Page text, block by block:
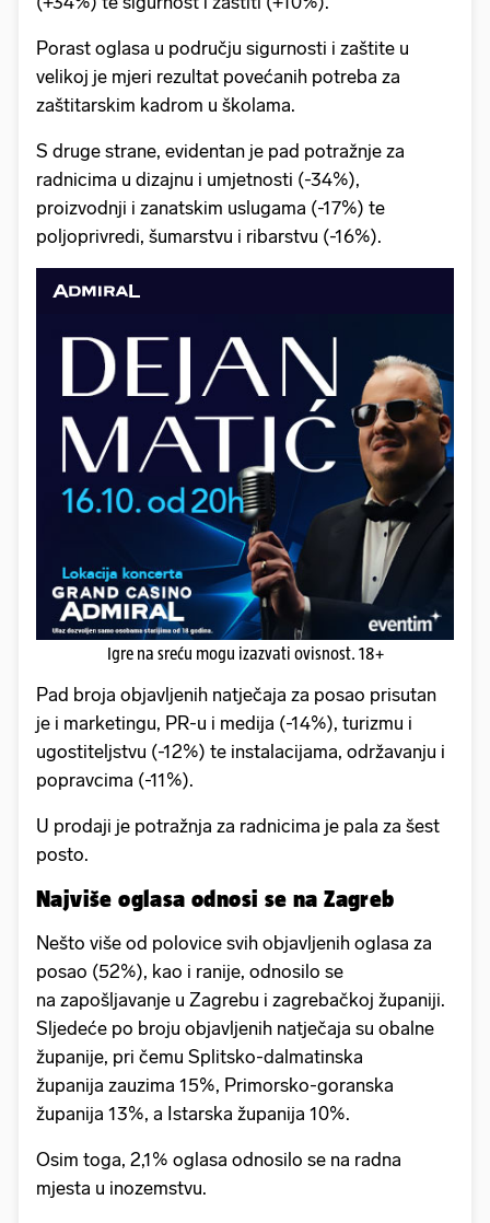
Porast oglasa u području sigurnosti i zaštite u
velikoj je mjeri rezultat povećanih potreba za
zaštitarskim kadrom u školama.
S druge strane, evidentan je pad potražnje za
radnicima u dizajnu i umjetnosti (-34%),
proizvodnji i zanatskim uslugama (-17%) te
poljoprivredi, šumarstvu i ribarstvu (-16%).
Igre na sreću mogu izazvati ovisnost. 18+
Pad broja objavljenih natječaja za posao prisutan
je i marketingu, PR-u i medija (-14%), turizmu i
ugostiteljstvu (-12%) te instalacijama, održavanju i
popravcima (-11%).
U prodaji je potražnja za radnicima je pala za šest
posto.
Najviše oglasa odnosi se na Zagreb
Nešto više od polovice svih objavljenih oglasa za
posao (52%), kao i ranije, odnosilo se
na zapošljavanje u Zagrebu i zagrebačkoj županiji.
Sljedeće po broju objavljenih natječaja su obalne
županije, pri čemu Splitsko-dalmatinska
županija zauzima 15%, Primorsko-goranska
županija 13%, a Istarska županija 10%.
Osim toga, 2,1% oglasa odnosilo se na radna
mjesta u inozemstvu.